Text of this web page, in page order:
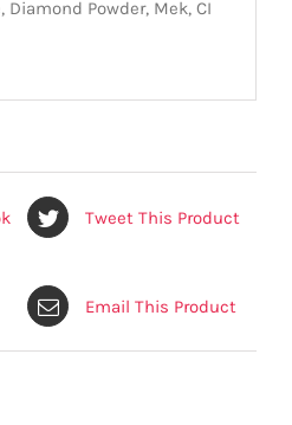
Powder, Mek, CI
Tweet This Product
Email This Product